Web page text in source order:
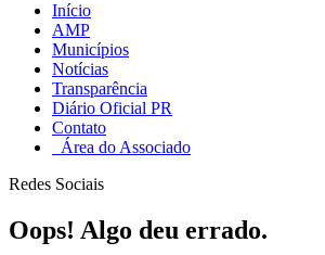
Início
AMP
Municípios
Notícias
Transparência
Diário Oficial PR
Contato
Área do Associado
Redes Sociais
Oops! Algo deu errado.